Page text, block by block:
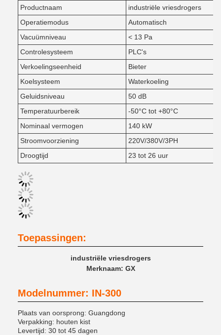
Productnaam
industriële vriesdrogers
Operatiemodus
Automatisch
Vacuümniveau
< 13 Pa
Controlesysteem
PLC's
Verkoelingseenheid
Bieter
Koelsysteem
Waterkoeling
Geluidsniveau
50 dB
Temperatuurbereik
-50°C tot +80°C
Nominaal vermogen
140 kW
Stroomvoorziening
220V/380V/3PH
Droogtijd
23 tot 26 uur
Toepassingen:
industriële vriesdrogers
Merknaam: GX
Modelnummer: IN-300
Plaats van oorsprong: Guangdong
Verpakking: houten kist
Levertijd: 30 tot 45 dagen